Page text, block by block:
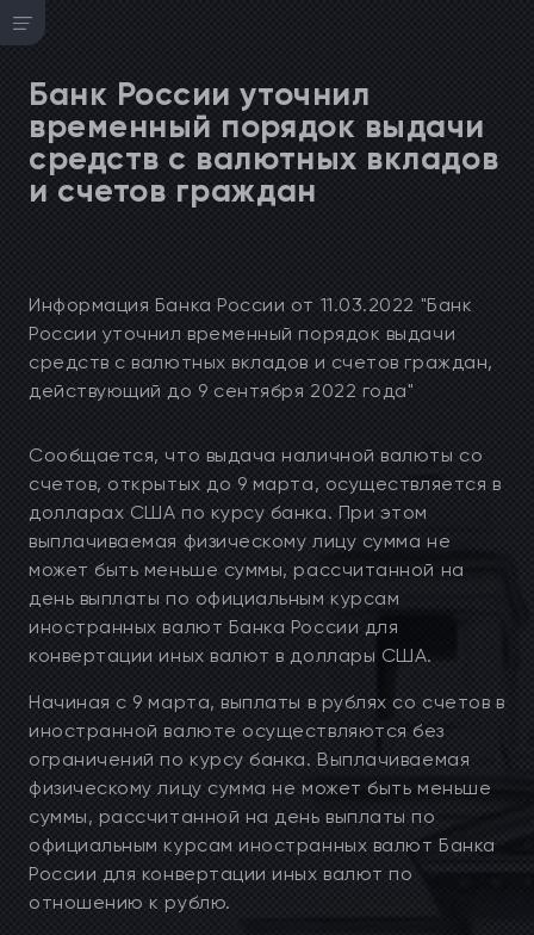
Банк России уточнил
временный порядок выдачи
средств с валютных вкладов
и счетов граждан
Информация Банка России от 11.03.2022 "Банк
России уточнил временный порядок выдачи
средств с валютных вкладов и счетов граждан,
действующий до 9 сентября 2022 года"
Сообщается, что выдача наличной валюты со
счетов, открытых до 9 марта, осуществляется в
долларах США по курсу банка. При этом
выплачиваемая физическому лицу сумма не
может быть меньше суммы, рассчитанной на
день выплаты по официальным курсам
иностранных валют Банка России для
конвертации иных валют в доллары США.
Начиная с 9 марта, выплаты в рублях со счетов в
иностранной валюте осуществляются без
ограничений по курсу банка. Выплачиваемая
физическому лицу сумма не может быть меньше
суммы, рассчитанной на день выплаты по
официальным курсам иностранных валют Банка
России для конвертации иных валют по
отношению к рублю.